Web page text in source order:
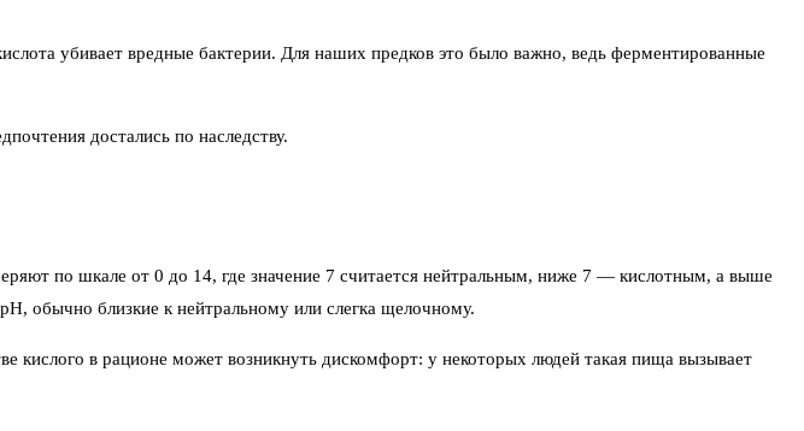
убивает вредные бактерии. Для наших предков это было важно, ведь ферментированные
достались по наследству.
по шкале от 0 до 14, где значение 7 считается нейтральным, ниже 7 — кислотным, а выше
обычно близкие к нейтральному или слегка щелочному.
в рационе может возникнуть дискомфорт: у некоторых людей такая пища вызывает